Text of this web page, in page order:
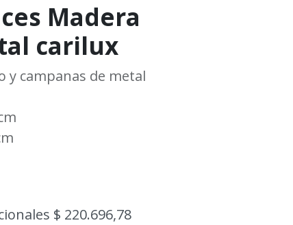
Madera
carilux
y campanas de metal
$ 220.696,78